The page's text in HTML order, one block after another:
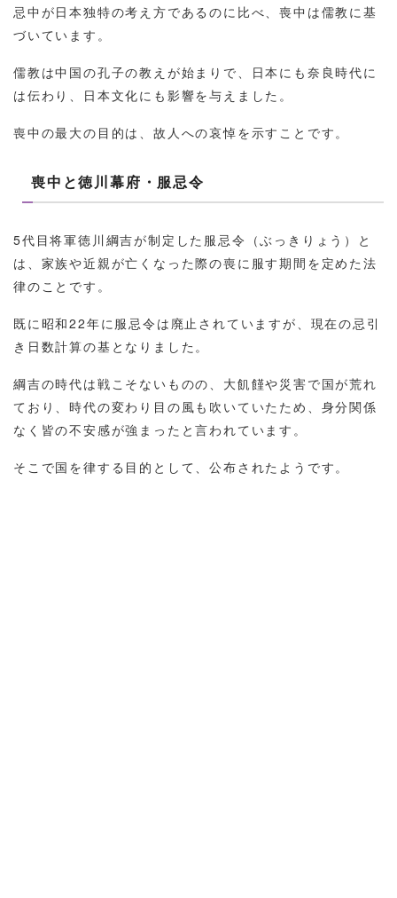
忌中が日本独特の考え方であるのに比べ、喪中は儒教に基
づいています。
儒教は中国の孔子の教えが始まりで、日本にも奈良時代に
は伝わり、日本文化にも影響を与えました。
喪中の最大の目的は、故人への哀悼を示すことです。
喪中と徳川幕府・服忌令
5代目将軍徳川綱吉が制定した服忌令（ぶっきりょう）と
は、家族や近親が亡くなった際の喪に服す期間を定めた法
律のことです。
既に昭和22年に服忌令は廃止されていますが、現在の忌引
き日数計算の基となりました。
綱吉の時代は戦こそないものの、大飢饉や災害で国が荒れ
ており、時代の変わり目の風も吹いていたため、身分関係
なく皆の不安感が強まったと言われています。
そこで国を律する目的として、公布されたようです。